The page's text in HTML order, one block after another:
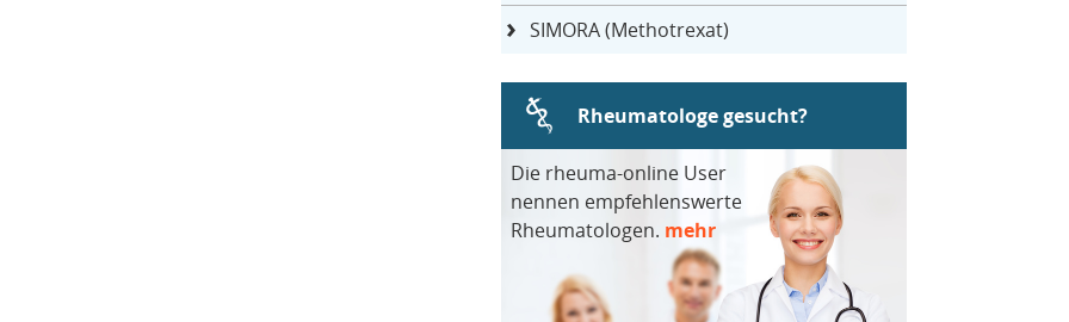
SIMORA (Methotrexat)
Rheumatologe gesucht?
Die rheuma-online User
nennen empfehlenswerte
Rheumatologen. mehr